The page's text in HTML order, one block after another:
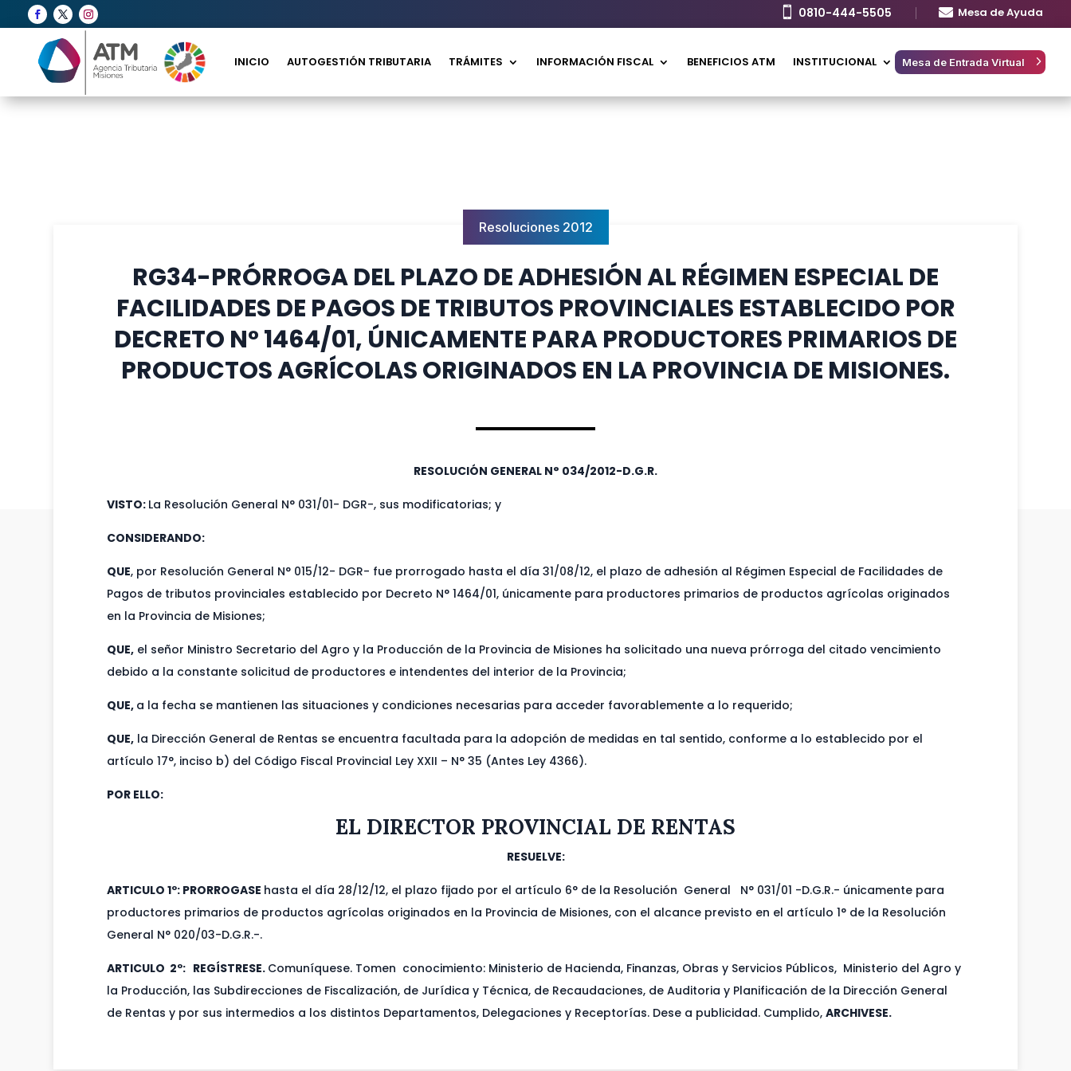
 0810-444-5505  Mesa de Ayuda
INICIO AUTOGESTIÓN TRIBUTARIA TRÁMITES INFORMACIÓN FISCAL BENEFICIOS ATM INSTITUCIONAL Mesa de Entrada Virtual
Resoluciones 2012
RG34-PRÓRROGA DEL PLAZO DE ADHESIÓN AL RÉGIMEN ESPECIAL DE
FACILIDADES DE PAGOS DE TRIBUTOS PROVINCIALES ESTABLECIDO POR
DECRETO N° 1464/01, ÚNICAMENTE PARA PRODUCTORES PRIMARIOS DE
PRODUCTOS AGRÍCOLAS ORIGINADOS EN LA PROVINCIA DE MISIONES.
RESOLUCIÓN GENERAL N° 034/2012-D.G.R.
VISTO: La Resolución General N° 031/01- DGR-, sus modificatorias; y
CONSIDERANDO:
QUE, por Resolución General N° 015/12- DGR- fue prorrogado hasta el día 31/08/12, el plazo de adhesión al Régimen Especial de Facilidades de
Pagos de tributos provinciales establecido por Decreto N° 1464/01, únicamente para productores primarios de productos agrícolas originados
en la Provincia de Misiones;
QUE, el señor Ministro Secretario del Agro y la Producción de la Provincia de Misiones ha solicitado una nueva prórroga del citado vencimiento
debido a la constante solicitud de productores e intendentes del interior de la Provincia;
QUE, a la fecha se mantienen las situaciones y condiciones necesarias para acceder favorablemente a lo requerido;
QUE, la Dirección General de Rentas se encuentra facultada para la adopción de medidas en tal sentido, conforme a lo establecido por el
artículo 17°, inciso b) del Código Fiscal Provincial Ley XXII – N° 35 (Antes Ley 4366).
POR ELLO:
EL DIRECTOR PROVINCIAL DE RENTAS
RESUELVE:
ARTICULO 1º: PRORROGASE hasta el día 28/12/12, el plazo fijado por el artículo 6° de la Resolución General N° 031/01 -D.G.R.- únicamente para
productores primarios de productos agrícolas originados en la Provincia de Misiones, con el alcance previsto en el artículo 1° de la Resolución
General N° 020/03-D.G.R.-.
ARTICULO 2º: REGÍSTRESE. Comuníquese. Tomen conocimiento: Ministerio de Hacienda, Finanzas, Obras y Servicios Públicos, Ministerio del Agro y
la Producción, las Subdirecciones de Fiscalización, de Jurídica y Técnica, de Recaudaciones, de Auditoria y Planificación de la Dirección General
de Rentas y por sus intermedios a los distintos Departamentos, Delegaciones y Receptorías. Dese a publicidad. Cumplido,ARCHIVESE.